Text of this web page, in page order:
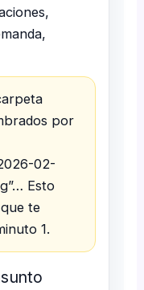
por
02-
Esto
te
1.